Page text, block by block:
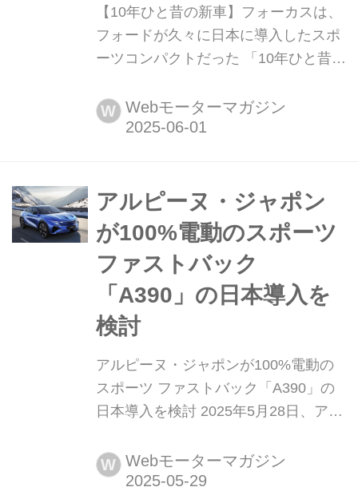
【10年ひと昔の新車】フォーカスは、
フォードが久々に日本に導入したスポ
ーツコンパクトだった 「10年ひと昔」
マは環境や安全を重視する傾向が強ま
っていた。そんな時代のニューモデル
だ。
W Webモーターマガジン
アルピーヌ・ジャポン
が100%電動のスポーツ
ファストバック
「A390」の日本導入を
検討
アルピーヌ・ジャポンが100%電動の
スポーツ ファストバック「A390」の
日本導入を検討 2025年5月28日、アル
ンス現地時間)に発表された100%電動
モデル「アルピーヌ A390」の日本導
W Webモーターマガジン